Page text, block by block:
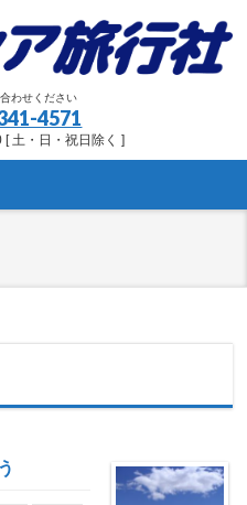
わせください
4571
土・日・祝日除く ]